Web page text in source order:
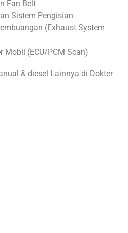
Fan Belt
Sistem Pengisian
(Exhaust System
Mobil (ECU/PCM Scan)
& diesel Lainnya di Dokter